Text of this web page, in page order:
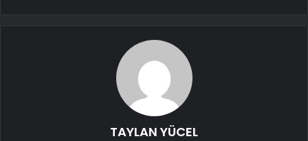
TAYLAN YÜCEL